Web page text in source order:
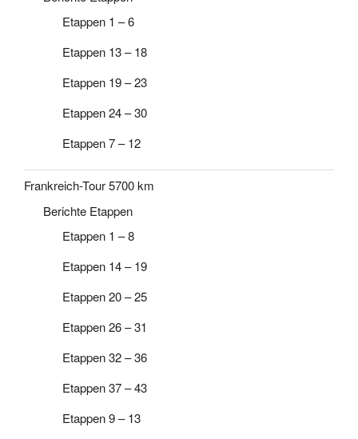
Etappen 1 – 6
Etappen 13 – 18
Etappen 19 – 23
Etappen 24 – 30
Etappen 7 – 12
Frankreich-Tour 5700 km
Berichte Etappen
Etappen 1 – 8
Etappen 14 – 19
Etappen 20 – 25
Etappen 26 – 31
Etappen 32 – 36
Etappen 37 – 43
Etappen 9 – 13